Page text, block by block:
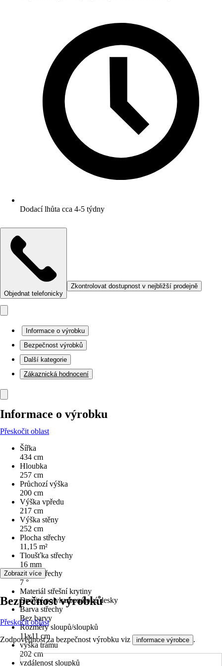
Dodací lhůta cca 4-5 týdny
Objednat telefonicky
Zkontrolovat dostupnost v nejbližší prodejně
Informace o výrobku
Bezpečnost výrobků
Další kategorie
Zákaznická hodnocení
Informace o výrobku
Přeskočit oblast
Šířka
434 cm
Hloubka
257 cm
Průchozí výška
200 cm
Výška vpředu
217 cm
Výška stěny
252 cm
Plocha střechy
11,15 m²
Tloušťka střechy
16 mm
Sklon střechy
7 °
Materiál střešní krytiny
Dvojité polykarbonátové desky
Barva střechy
Bez barvy
Rozměry sloupů/sloupků
11x11 cm
výška trámu
202 cm
vzdálenost sloupků
Zobrazit více
Bezpečnost výrobků
Přeskočit oblast
Zodpovědnost za bezpečnost výrobku viz informace výrobce .